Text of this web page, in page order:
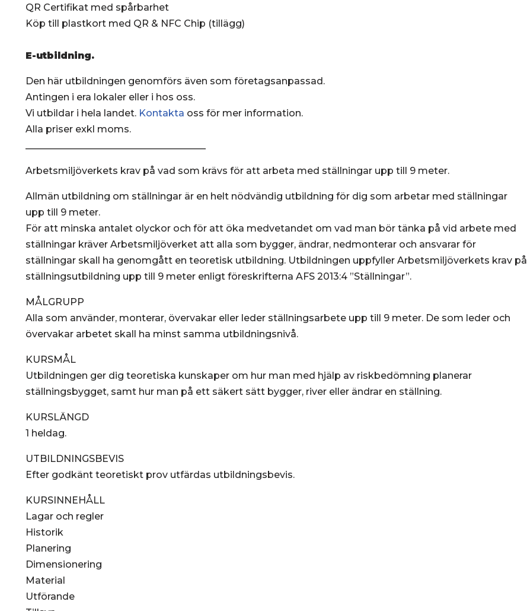
QR Certifikat med spårbarhet
Köp till plastkort med QR & NFC Chip (tillägg)
E-utbildning.
Den här utbildningen genomförs även som företagsanpassad.
Antingen i era lokaler eller i hos oss.
Vi utbildar i hela landet. Kontakta oss för mer information.
Alla priser exkl moms.
______________________________________
Arbetsmiljöverkets krav på vad som krävs för att arbeta med ställningar upp till 9 meter.
Allmän utbildning om ställningar är en helt nödvändig utbildning för dig som arbetar med ställningar
upp till 9 meter.
För att minska antalet olyckor och för att öka medvetandet om vad man bör tänka på vid arbete med
ställningar kräver Arbetsmiljöverket att alla som bygger, ändrar, nedmonterar och ansvarar för
ställningar skall ha genomgått en teoretisk utbildning. Utbildningen uppfyller Arbetsmiljöverkets krav på
ställningsutbildning upp till 9 meter enligt föreskrifterna AFS 2013:4 ”Ställningar”.
MÅLGRUPP
Alla som använder, monterar, övervakar eller leder ställningsarbete upp till 9 meter. De som leder och
övervakar arbetet skall ha minst samma utbildningsnivå.
KURSMÅL
Utbildningen ger dig teoretiska kunskaper om hur man med hjälp av riskbedömning planerar
ställningsbygget, samt hur man på ett säkert sätt bygger, river eller ändrar en ställning.
KURSLÄNGD
1 heldag.
UTBILDNINGSBEVIS
Efter godkänt teoretiskt prov utfärdas utbildningsbevis.
KURSINNEHÅLL
Lagar och regler
Historik
Planering
Dimensionering
Material
Utförande